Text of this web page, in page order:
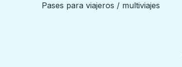
Pases para viajeros / multiviajes